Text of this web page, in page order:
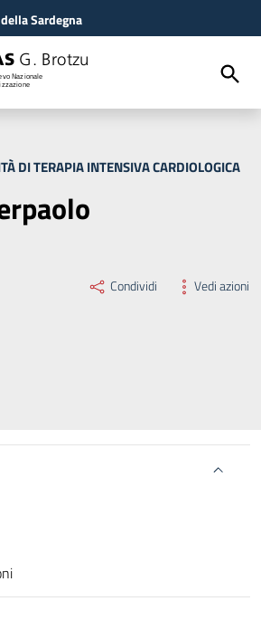
Sardegna
G. Brotzu
Nazionale
DI TERAPIA INTENSIVA CARDIOLOGICA
Condividi Vedi azioni